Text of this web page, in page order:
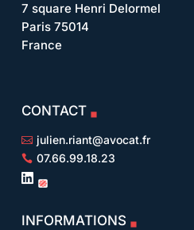
7 square Henri Delormel
Paris 75014
France
CONTACT
 julien.riant@avocat.fr
 07.66.99.18.23

INFORMATIONS